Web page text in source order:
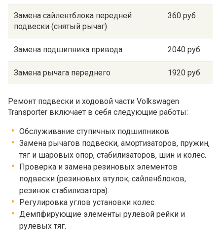
Замена сайлентблока передней
подвески (снятый рычаг)
360 руб
Замена подшипника привода 2040 руб
Замена рычага переднего 1920 руб
Ремонт подвески и ходовой части Volkswagen
Transporter включает в себя следующие работы:
Обслуживание ступичных подшипников
Замена рычагов подвески, амортизаторов, пружин,
тяг и шаровых опор, стабилизаторов, шин и колес.
Проверка и замена резиновых элементов
подвески (резиновых втулок, сайленблоков,
резинок стабилизатора).
Регулировка углов установки колес.
Демпфирующие элементы рулевой рейки и
рулевых тяг.